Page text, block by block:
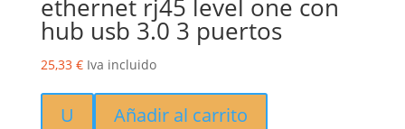
ethernet rj45 level one con
hub usb 3.0 3 puertos
25,33 € Iva incluido
U Añadir al carrito